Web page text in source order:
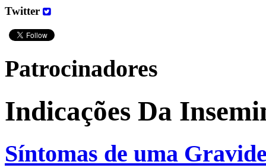
Twitter
Patrocinadores
Indicações Da
Síntomas de uma